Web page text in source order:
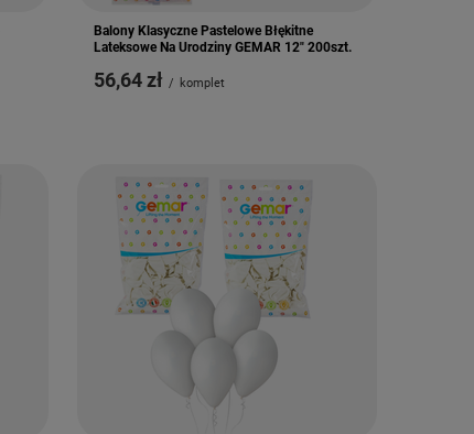
Balony Klasyczne Pastelowe Błękitne
Lateksowe Na Urodziny GEMAR 12" 200szt.
56,64 zł / komplet